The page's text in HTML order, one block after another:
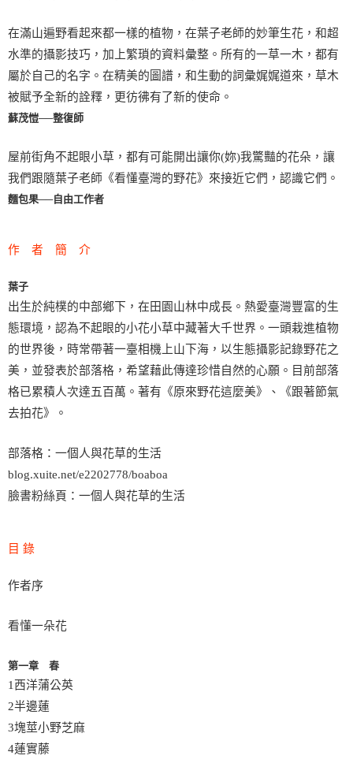
在滿山遍野看起來都一樣的植物，在葉子老師的妙筆生花，和超
水準的攝影技巧，加上繁瑣的資料彙整。所有的一草一木，都有
屬於自己的名字。在精美的圖譜，和生動的詞彙娓娓道來，草木
被賦予全新的詮釋，更彷彿有了新的使命。
蘇茂愷──整復師
屋前街角不起眼小草，都有可能開出讓你(妳)我驚豔的花朵，讓
我們跟隨葉子老師《看懂臺灣的野花》來接近它們，認識它們。
麵包果──自由工作者
作 者 簡 介
葉子
出生於純樸的中部鄉下，在田園山林中成長。熱愛臺灣豐富的生
態環境，認為不起眼的小花小草中藏著大千世界。一頭栽進植物
的世界後，時常帶著一臺相機上山下海，以生態攝影記錄野花之
美，並發表於部落格，希望藉此傳達珍惜自然的心願。目前部落
格已累積人次達五百萬。著有《原來野花這麼美》、《跟著節氣
去拍花》。
部落格：一個人與花草的生活
blog.xuite.net/e2202778/boaboa
臉書粉絲頁：一個人與花草的生活
目 錄
作者序
看懂一朵花
第一章 春
1西洋蒲公英
2半邊蓮
3塊莖小野芝麻
4蓮實藤